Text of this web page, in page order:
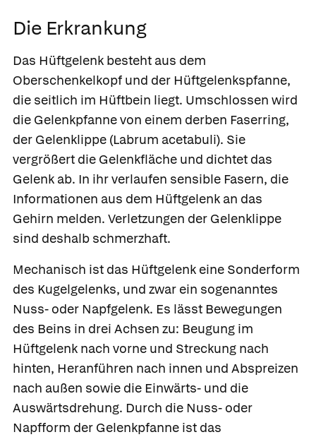
Die Erkrankung
Das Hüftgelenk besteht aus dem
Oberschenkelkopf und der Hüftgelenkspfanne,
die seitlich im Hüftbein liegt. Umschlossen wird
die Gelenkpfanne von einem derben Faserring,
der Gelenklippe (Labrum acetabuli). Sie
vergrößert die Gelenkfläche und dichtet das
Gelenk ab. In ihr verlaufen sensible Fasern, die
Informationen aus dem Hüftgelenk an das
Gehirn melden. Verletzungen der Gelenklippe
sind deshalb schmerzhaft.
Mechanisch ist das Hüftgelenk eine Sonderform
des Kugelgelenks, und zwar ein sogenanntes
Nuss- oder Napfgelenk. Es lässt Bewegungen
des Beins in drei Achsen zu: Beugung im
Hüftgelenk nach vorne und Streckung nach
hinten, Heranführen nach innen und Abspreizen
nach außen sowie die Einwärts- und die
Auswärtsdrehung. Durch die Nuss- oder
Napfform der Gelenkpfanne ist das